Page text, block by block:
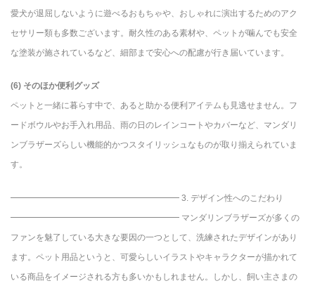
愛犬が退屈しないように遊べるおもちゃや、おしゃれに演出するためのアク
セサリー類も多数ございます。耐久性のある素材や、ペットが噛んでも安全
な塗装が施されているなど、細部まで安心への配慮が行き届いています。
(6) そのほか便利グッズ
ペットと一緒に暮らす中で、あると助かる便利アイテムも見逃せません。フ
ードボウルやお手入れ用品、雨の日のレインコートやカバーなど、マンダリ
ンブラザーズらしい機能的かつスタイリッシュなものが取り揃えられていま
す。
━━━━━━━━━━━━━━━━━━━━ 3. デザイン性へのこだわり
━━━━━━━━━━━━━━━━━━━━ マンダリンブラザーズが多くの
ファンを魅了している大きな要因の一つとして、洗練されたデザインがあり
ます。ペット用品というと、可愛らしいイラストやキャラクターが描かれて
いる商品をイメージされる方も多いかもしれません。しかし、飼い主さまの